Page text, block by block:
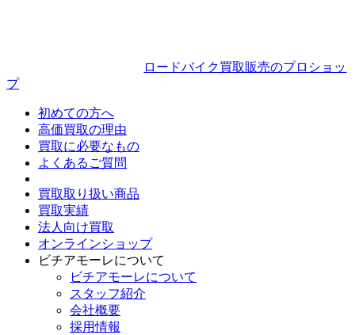
ロードバイク買取販売のプロショッ
プ
初めての方へ
高価買取の理由
買取に必要なもの
よくあるご質問
買取取り扱い商品
買取実績
法人向け買取
オンラインショップ
ビチアモーレについて
ビチアモーレについて
スタッフ紹介
会社概要
採用情報